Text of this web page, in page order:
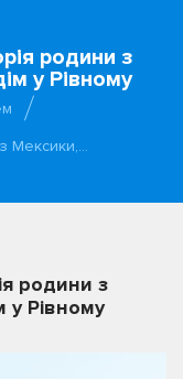
родини з
у Рівному
Мексики,…
родини з
у Рівному